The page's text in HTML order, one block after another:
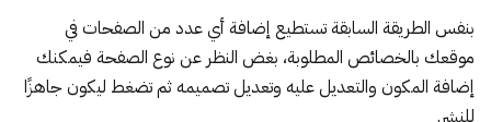
بنفس الطريقة السابقة تستطيع إضافة أي عدد من الصفحات في
موقعك بالخصائص المطلوبة، بغض النظر عن نوع الصفحة فيمكنك
إضافة المكون والتعديل عليه وتعديل تصميمه ثم تضغط ليكون جاهزًا
للنشر.